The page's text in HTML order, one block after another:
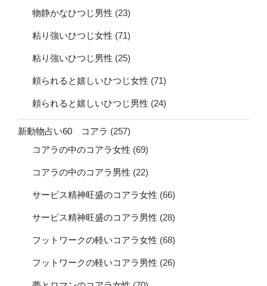
物静かなひつじ男性 (23)
粘り強いひつじ女性 (71)
粘り強いひつじ男性 (25)
頼られると嬉しいひつじ女性 (71)
頼られると嬉しいひつじ男性 (24)
新動物占い60 コアラ (257)
コアラの中のコアラ女性 (69)
コアラの中のコアラ男性 (22)
サービス精神旺盛のコアラ女性 (66)
サービス精神旺盛のコアラ男性 (28)
フットワークの軽いコアラ女性 (68)
フットワークの軽いコアラ男性 (26)